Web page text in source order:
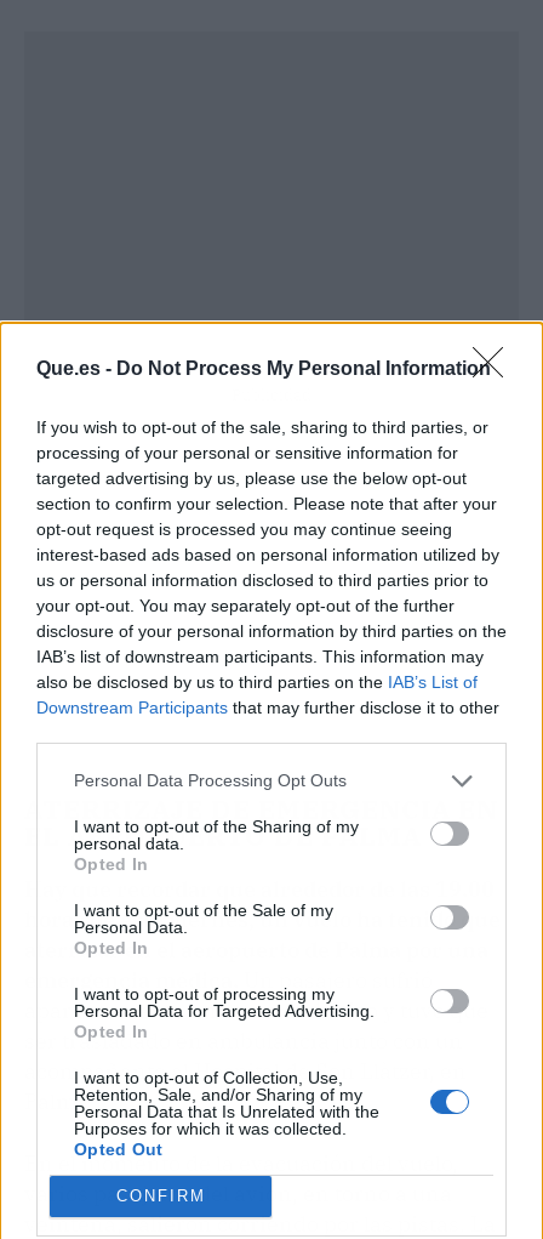
Que.es - Do Not Process My Personal Information
If you wish to opt-out of the sale, sharing to third parties, or
processing of your personal or sensitive information for
targeted advertising by us, please use the below opt-out
section to confirm your selection. Please note that after your
opt-out request is processed you may continue seeing
interest-based ads based on personal information utilized by
us or personal information disclosed to third parties prior to
your opt-out. You may separately opt-out of the further
disclosure of your personal information by third parties on the
IAB’s list of downstream participants. This information may
also be disclosed by us to third parties on the IAB’s List of
Downstream Participants that may further disclose it to other
Personal Data Processing Opt Outs
I want to opt-out of the Sharing of my
personal data.
Opted In
I want to opt-out of the Sale of my
Personal Data.
Opted In
I want to opt-out of processing my
Personal Data for Targeted Advertising.
Opted In
I want to opt-out of Collection, Use,
Retention, Sale, and/or Sharing of my
Personal Data that Is Unrelated with the
Purposes for which it was collected.
Opted Out
CONFIRM
EL AEROPUERTO DE PALMA
horas de este viernes, un vuelo ha tenido que
aterrizar en el aeropuerto de Palma por una
aparentemente un coma diabético y tuvo que
ser trasladado en ambulancia junto con un
acompañante al Hospital de Son Llàtzer, en
Palma.
En el momento de la evacuación del vuelo,
varios pasajeros del avión, en torno a una
veintena, salieron corriendo por las pistas. La